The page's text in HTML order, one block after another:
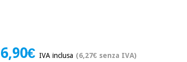
6,90€IVA inclusa (6,27€ senza IVA)